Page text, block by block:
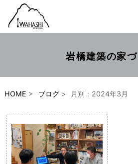
岩橋建築の家づ
HOME > ブログ> 月別：2024年3月